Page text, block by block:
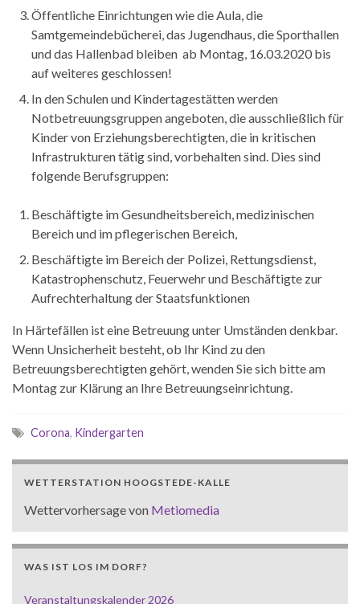
Öffentliche Einrichtungen wie die Aula, die
Samtgemeindebücherei, das Jugendhaus, die Sporthallen
und das Hallenbad bleiben ab Montag, 16.03.2020 bis
auf weiteres geschlossen!
In den Schulen und Kindertagestätten werden
Notbetreuungsgruppen angeboten, die ausschließlich für
Kinder von Erziehungsberechtigten, die in kritischen
Infrastrukturen tätig sind, vorbehalten sind. Dies sind
folgende Berufsgruppen:
Beschäftigte im Gesundheitsbereich, medizinischen
Bereich und im pflegerischen Bereich,
Beschäftigte im Bereich der Polizei, Rettungsdienst,
Katastrophenschutz, Feuerwehr und Beschäftigte zur
Aufrechterhaltung der Staatsfunktionen
In Härtefällen ist eine Betreuung unter Umständen denkbar.
Wenn Unsicherheit besteht, ob Ihr Kind zu den
Betreuungsberechtigten gehört, wenden Sie sich bitte am
Montag zur Klärung an Ihre Betreuungseinrichtung.
Corona, Kindergarten
WETTERSTATION HOOGSTEDE-KALLE
Wettervorhersage von Metiomedia
WAS IST LOS IM DORF?
Veranstaltungskalender 2026